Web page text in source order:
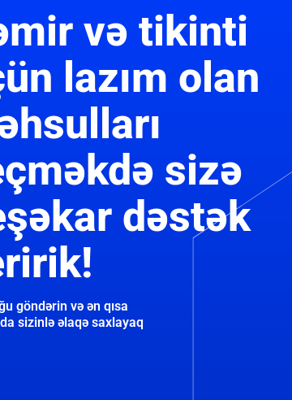
və tikinti
lazım olan
sizə
dəstək
göndərin və ən qısa
sizinlə əlaqə saxlayaq